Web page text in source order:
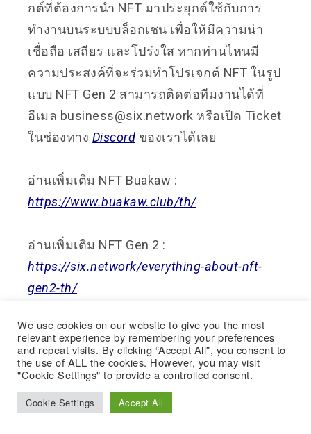
กต์ที่ต้องการนำ NFT มาประยุกต์ใช้กับการ
ทำงานบนระบบบล็อกเชน เพื่อให้มีความน่า
เชื่อถือ เสถียร และโปร่งใส หากท่านไหนมี
ความประสงค์ที่จะร่วมทำโปรเจกต์ NFT ในรูป
แบบ NFT Gen 2 สามารถติดต่อทีมงานได้ที่
อีเมล business@six.network หรือเปิด Ticket
ในช่องทาง Discord ของเราได้เลย
อ่านเพิ่มเติม NFT Buakaw :
https://www.buakaw.club/th/
อ่านเพิ่มเติม NFT Gen 2 :
https://six.network/everything-about-nft-
gen2-th/
We use cookies on our website to give you the most
relevant experience by remembering your preferences
and repeat visits. By clicking “Accept All”, you consent to
the use of ALL the cookies. However, you may visit
"Cookie Settings" to provide a controlled consent.
Cookie Settings Accept All